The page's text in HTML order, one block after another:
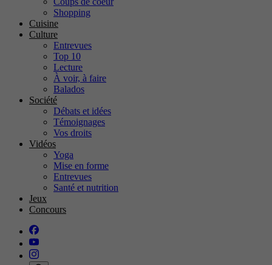
Shopping
Cuisine
Culture
Entrevues
Top 10
Lecture
À voir, à faire
Balados
Société
Débats et idées
Témoignages
Vos droits
Vidéos
Yoga
Mise en forme
Entrevues
Santé et nutrition
Jeux
Concours